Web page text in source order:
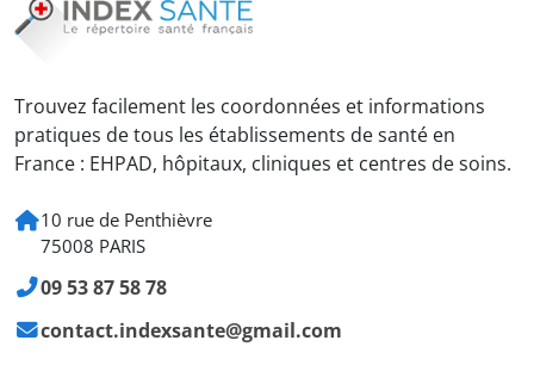
Trouvez facilement les coordonnées et informations
pratiques de tous les établissements de santé en
France : EHPAD, hôpitaux, cliniques et centres de soins.
10 rue de Penthièvre
75008 PARIS
09 53 87 58 78
contact.indexsante@gmail.com